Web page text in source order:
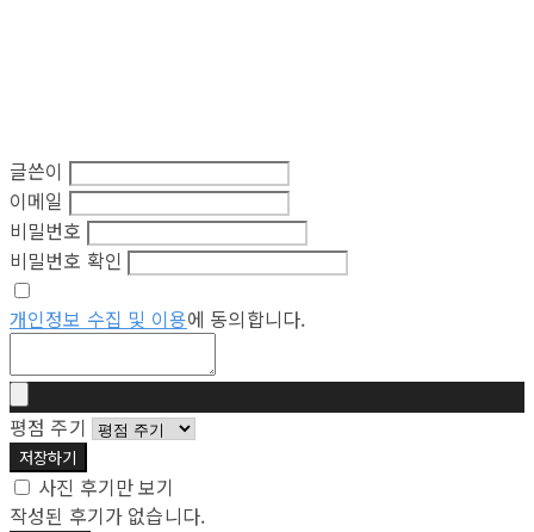
글쓴이
이메일
비밀번호
비밀번호 확인
개인정보 수집 및 이용에 동의합니다.
평점 주기
저장하기
사진 후기만 보기
작성된 후기가 없습니다.